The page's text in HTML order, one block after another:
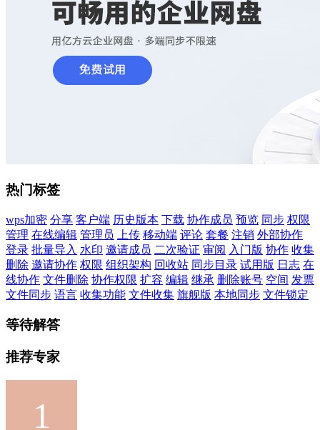
热门标签
wps加密 分享 客户端 历史版本 下载 协作成员 预览 同步 权限
管理 在线编辑 管理员 上传 移动端 评论 套餐 注销 外部协作
登录 批量导入 水印 邀请成员 二次验证 审阅 入门版 协作 收集
删除 邀请协作 权限 组织架构 回收站 同步目录 试用版 日志 在
线协作 文件删除 协作权限 扩容 编辑 继承 删除账号 空间 发票
文件同步 语言 收集功能 文件收集 旗舰版 本地同步 文件锁定
等待解答
推荐专家